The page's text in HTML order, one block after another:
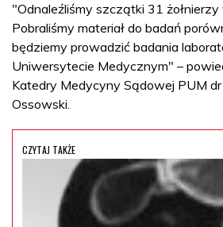
"Odnaleźliśmy szczątki 31
Pobraliśmy materiał do badań
będziemy prowadzić badania
Uniwersytecie Medycznym" –
Katedry Medycyny Sądowej PUM dr
Ossowski.
CZYTAJ TAKŻE